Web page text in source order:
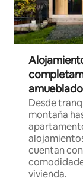
Desde
montaña
cuentan
vivienda.